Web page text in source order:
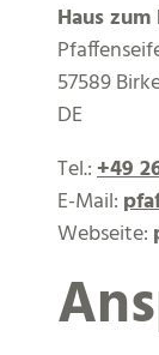
Haus
57589
DE
Tel.:+49
E-Mail:
Webseite: